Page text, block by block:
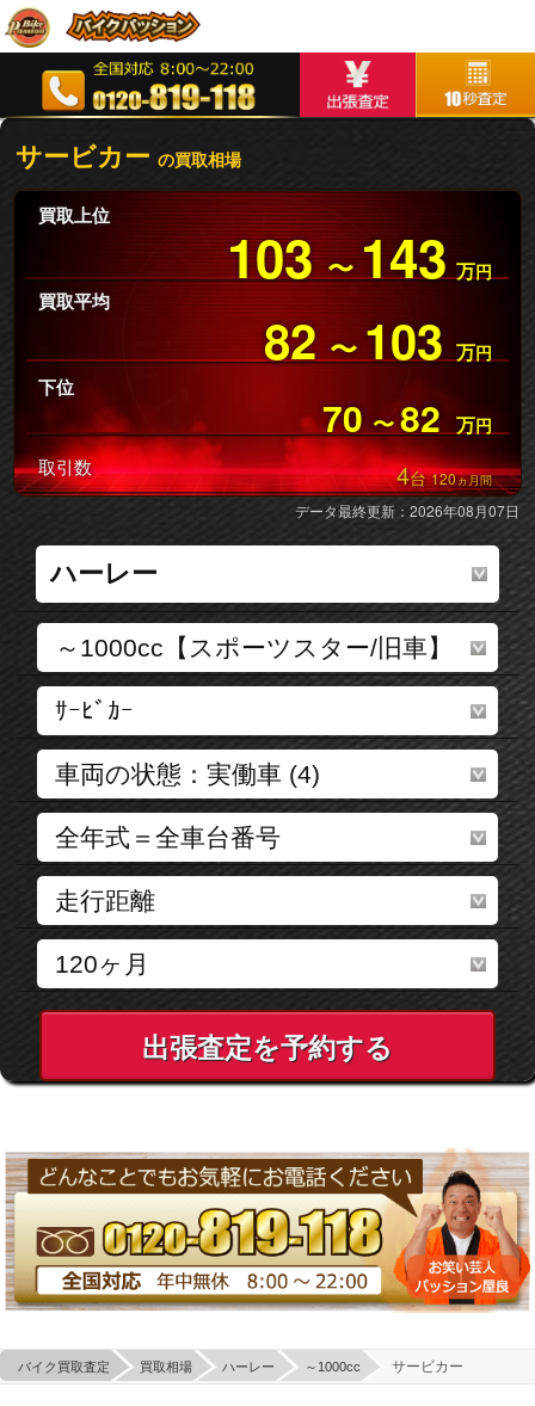
サービカー の買取相場
買取上位
103 〜143 万円
買取平均
82 〜 103 万円
下位
70 〜82 万円
取引数 4台120ヵ月間
データ最終更新：2026年08月07日
出張査定を予約する
バイク買取査定 買取相場 ハーレー ～1000cc サービカー